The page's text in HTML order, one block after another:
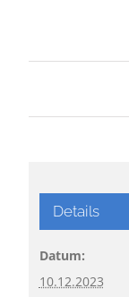
Details
Datum:
10.12.2023